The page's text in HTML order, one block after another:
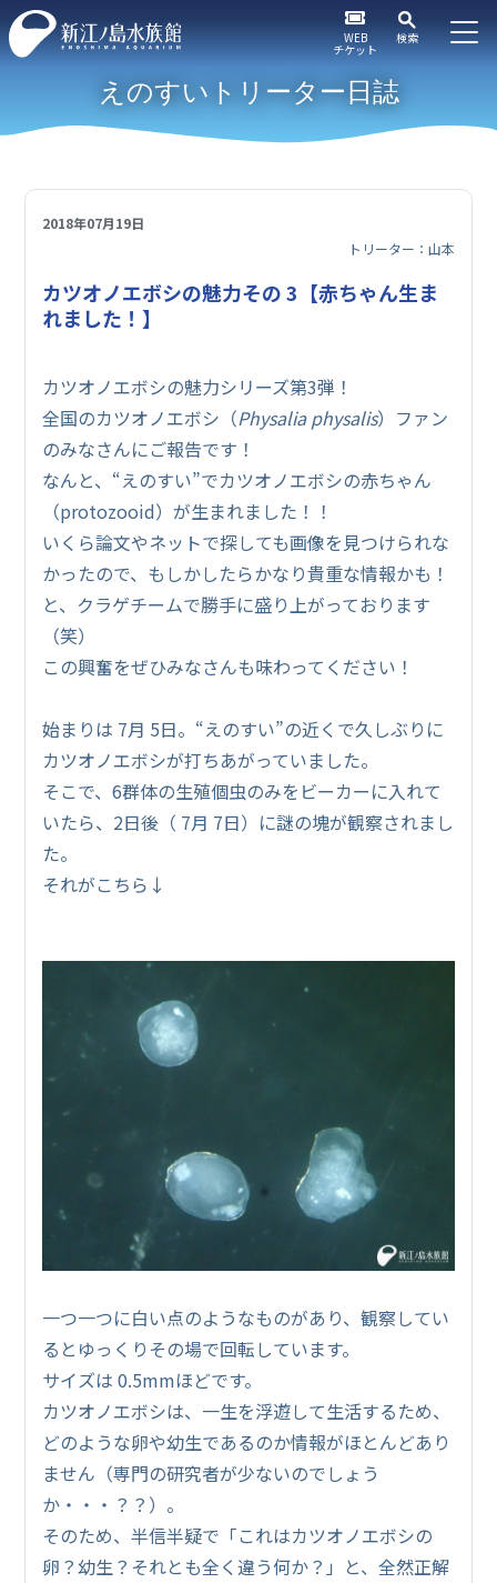
WEB
チケット
検索
えのすいトリーター日誌
2018年07月19日
トリーター：山本
カツオノエボシの魅力その 3【赤ちゃん生ま
れました！】
カツオノエボシの魅力シリーズ第3弾！
全国のカツオノエボシ（Physalia physalis）ファン
のみなさんにご報告です！
なんと、“えのすい”でカツオノエボシの赤ちゃん
（protozooid）が生まれました！！
いくら論文やネットで探しても画像を見つけられな
かったので、もしかしたらかなり貴重な情報かも！
と、クラゲチームで勝手に盛り上がっております
（笑）
この興奮をぜひみなさんも味わってください！
始まりは 7月 5日。“えのすい”の近くで久しぶりに
カツオノエボシが打ちあがっていました。
そこで、6群体の生殖個虫のみをビーカーに入れて
いたら、2日後（ 7月 7日）に謎の塊が観察されまし
た。
それがこちら↓
一つ一つに白い点のようなものがあり、観察してい
るとゆっくりその場で回転しています。
サイズは 0.5mmほどです。
カツオノエボシは、一生を浮遊して生活するため、
どのような卵や幼生であるのか情報がほとんどあり
ません（専門の研究者が少ないのでしょう
か・・・？？）。
そのため、半信半疑で「これはカツオノエボシの
卵？幼生？それとも全く違う何か？」と、全然正解